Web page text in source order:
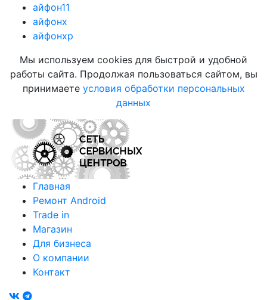
айфон11
айфонx
айфонхр
Мы используем cookies для быстрой и удобной
работы сайта. Продолжая пользоваться сайтом, вы
принимаете условия обработки персональных
данных
Главная
Ремонт Android
Trade in
Магазин
Для бизнеса
О компании
Контакт